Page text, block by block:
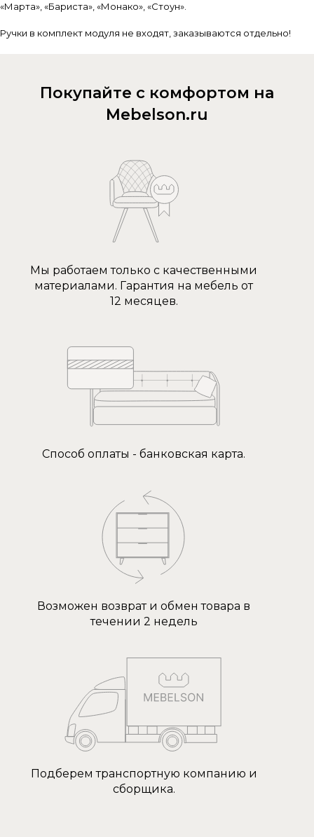
«Марта», «Бариста», «Монако», «Стоун».
Ручки в комплект модуля не входят, заказываются отдельно!
Покупайте с комфортом на
Mebelson.ru
Мы работаем только с качественными
материалами. Гарантия на мебель от
12 месяцев.
Способ оплаты - банковская карта.
Возможен возврат и обмен товара в
течении 2 недель
Подберем транспортную компанию и
сборщика.